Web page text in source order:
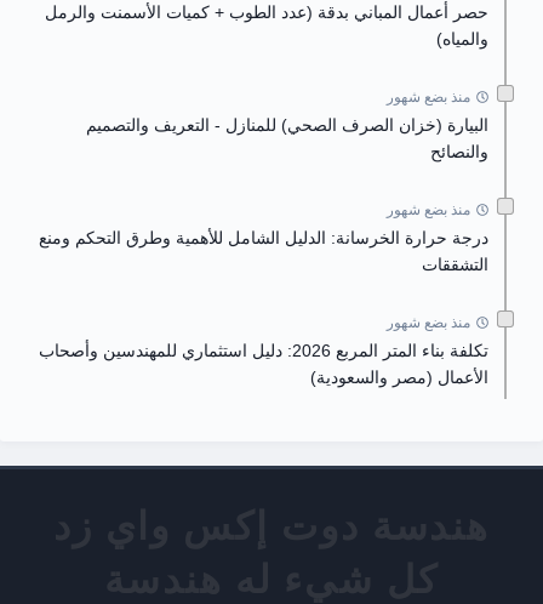
حصر أعمال المباني بدقة (عدد الطوب + كميات الأسمنت والرمل
والمياه)
منذ بضع شهور
البيارة (خزان الصرف الصحي) للمنازل - التعريف والتصميم
والنصائح
منذ بضع شهور
درجة حرارة الخرسانة: الدليل الشامل للأهمية وطرق التحكم ومنع
التشققات
منذ بضع شهور
تكلفة بناء المتر المربع 2026: دليل استثماري للمهندسين وأصحاب
الأعمال (مصر والسعودية)